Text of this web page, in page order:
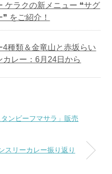
ケラクの新メニュー ❝サグ
をご紹介！
4種類＆金竜山と赤坂らい
カレー：6月24日から
ンビーフマサラ」販売
スリーカレー振り返り